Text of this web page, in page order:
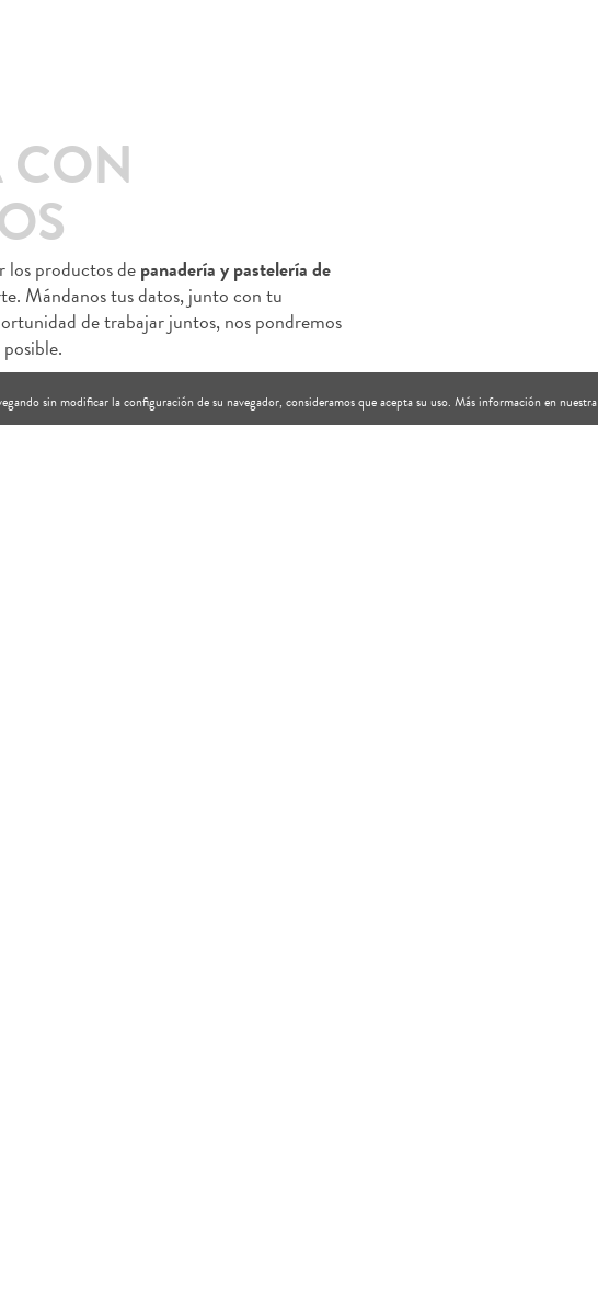
CON
los productos depanadería y pastelería de
Mándanos tus datos, junto con tu
de trabajar juntos, nos pondremos
sin modificar la configuración de su navegador, consideramos que acepta su uso. Más información en nuestra